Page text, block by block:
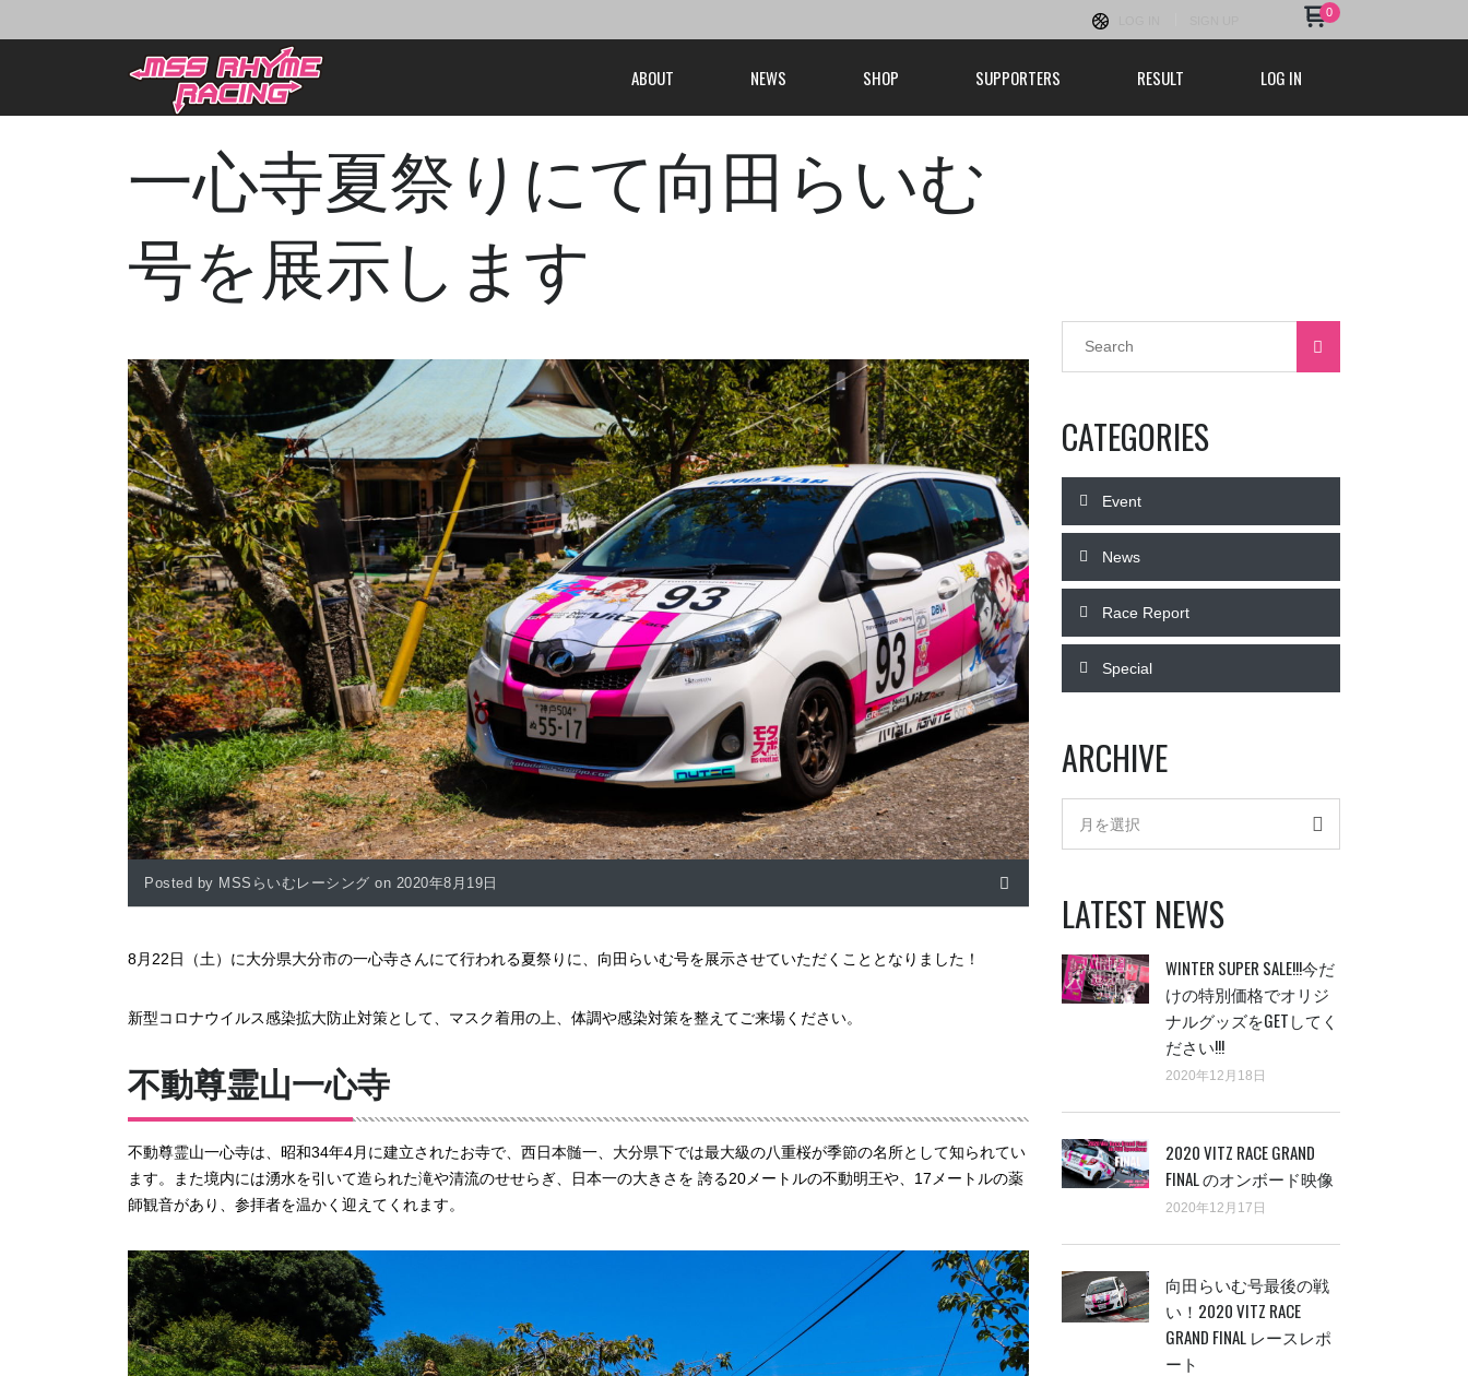
0
ABOUT NEWS SHOP SUPPORTERS RESULT LOG IN
一心寺夏祭りにて向田らいむ
号を展示します
Posted by MSSらいむレーシング on 2020年8月19日
8月22日（土）に大分県大分市の一心寺さんにて行われる夏祭りに、向田らいむ号を展示させていただくこととなりました！
新型コロナウイルス感染拡大防止対策として、マスク着用の上、体調や感染対策を整えてご来場ください。
不動尊霊山一心寺
不動尊霊山一心寺は、昭和34年4月に建立されたお寺で、西日本髄一、大分県下では最大級の八重桜が季節の名所として知られてい
ます。また境内には湧水を引いて造られた滝や清流のせせらぎ、日本一の大きさを 誇る20メートルの不動明王や、17メートルの薬
師観音があり、参拝者を温かく迎えてくれます。
CATEGORIES
Event
News
Race Report
Special
ARCHIVE
月を選択
LATEST NEWS
2020年12月18日
WINTER SUPER SALE!!!今だ
けの特別価格でオリジ
ナルグッズをGETしてく
ださい!!!
2020年12月17日
2020 VITZ RACE GRAND
FINAL のオンボード映像
向田らいむ号最後の戦
い！2020 VITZ RACE
GRAND FINAL レースレポ
ート